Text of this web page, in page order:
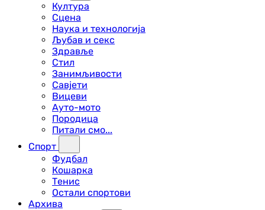
Култура
Сцена
Наука и технологија
Љубав и секс
Здравље
Стил
Занимљивости
Савјети
Вицеви
Ауто-мото
Породица
Питали смо...
Спорт
Фудбал
Кошарка
Тенис
Остали спортови
Архива